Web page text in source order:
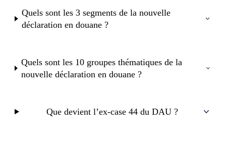
Quels sont les 3 segments de la nouvelle
déclaration en douane ?
Quels sont les 10 groupes thématiques de la
nouvelle déclaration en douane ?
Que devient l’ex-case 44 du DAU ?